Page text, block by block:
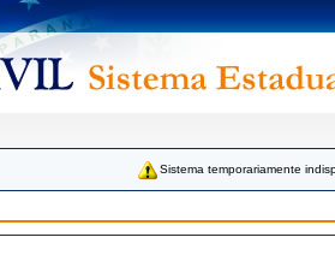
Sistema temporariamente